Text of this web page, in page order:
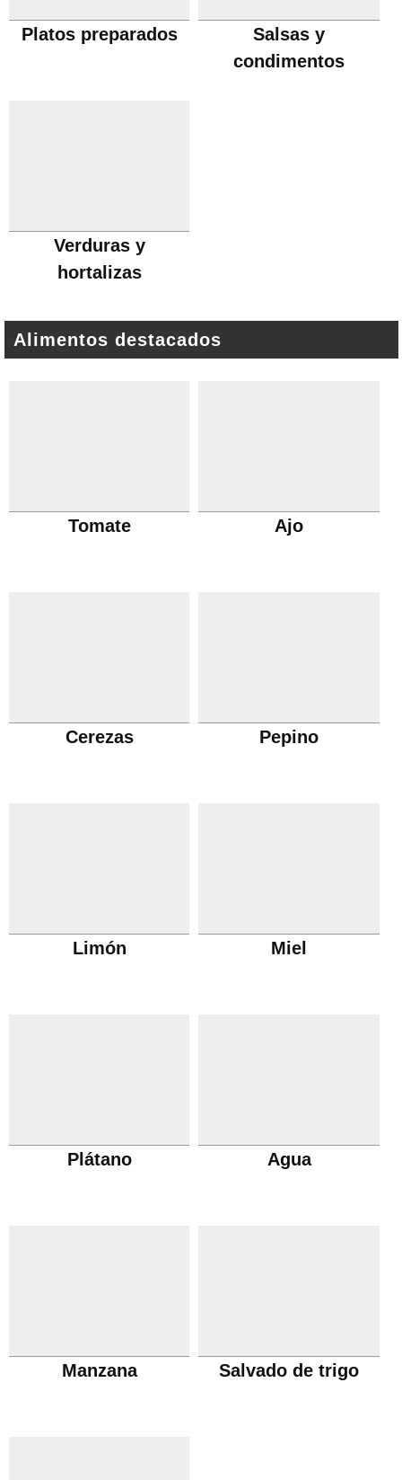
Platos preparados
Salsas y
condimentos
Verduras y
hortalizas
Alimentos destacados
Tomate Ajo
Cerezas Pepino
Limón Miel
Plátano Agua
Manzana Salvado de trigo